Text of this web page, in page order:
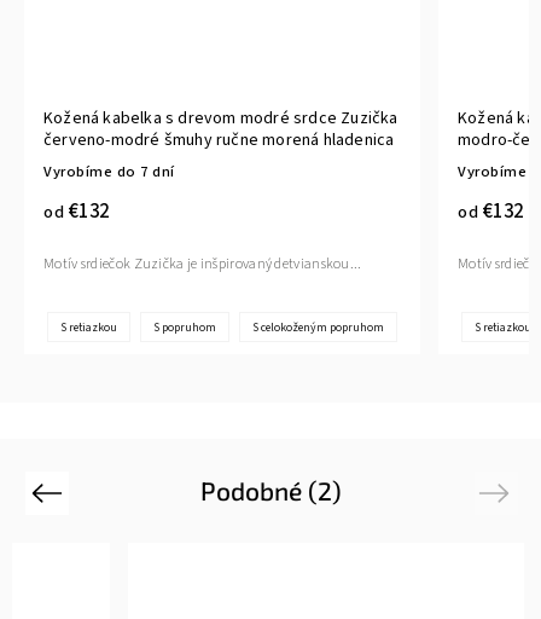
Kožená kabelka s drevom modré srdce Zuzička
červeno-modré šmuhy ručne morená hladenica
Vyrobíme do 7 dní
od €132
Motív srdiečok Zuzička je inšpirovaný detvianskou...
S retiazkou S popruhom S celokoženým popruhom
Kožená
modro-
Vyrobíme
od €132
Motív
S retiazkou
Podobné (2)
Previous Next